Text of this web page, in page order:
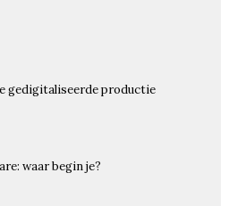
gedigitaliseerde productie
waar begin je?